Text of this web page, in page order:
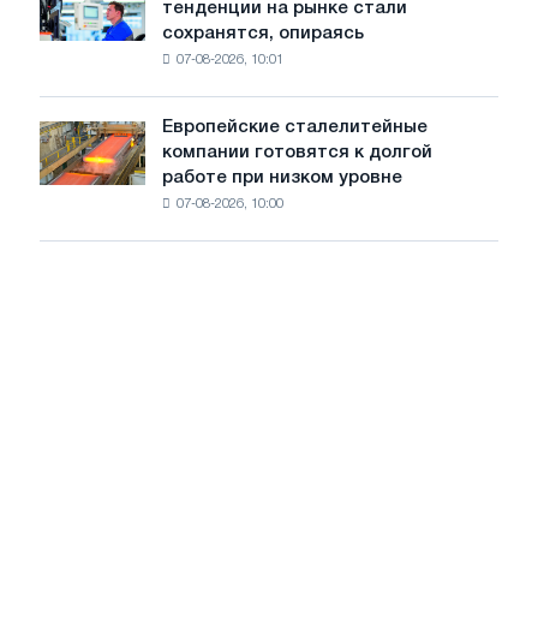
стали
стран
ожидает,
что
рынке
стали
на
тенденции на рынке стали
сохранятся, опираясь
07-08-2026, 10:01
Европейские
сталелитейные
компании
Европейские сталелитейные
компании готовятся к долгой
работе при низком уровне
07-08-2026, 10:00